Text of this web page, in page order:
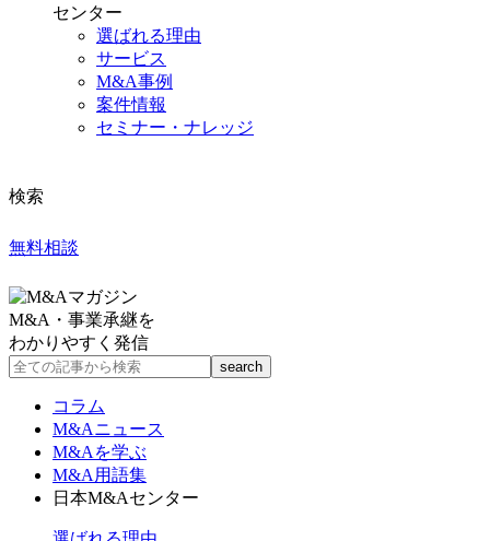
センター
選ばれる理由
サービス
M&A事例
案件情報
セミナー・ナレッジ
検索
無料相談
M&A・事業承継を
わかりやすく発信
コラム
M&Aニュース
M&Aを学ぶ
M&A用語集
日本M&Aセンター